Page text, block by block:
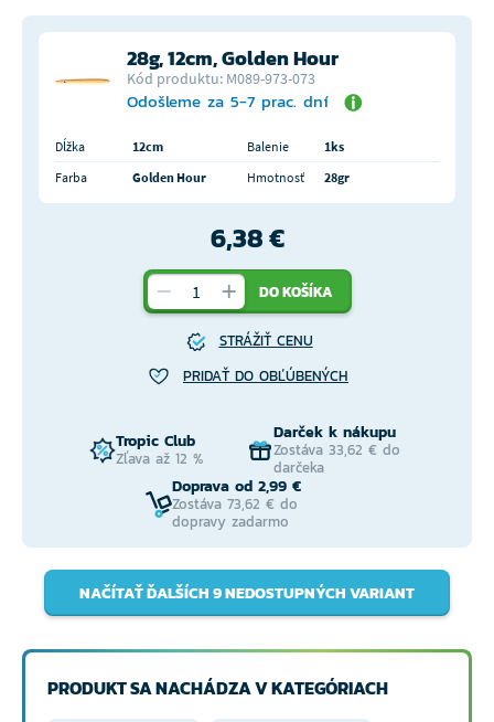
28g, 12cm, Golden Hour
Kód produktu: M089-973-073
Odošleme za 5-7 prac. dní
Dĺžka 12cm Balenie
1ks
Farba
Golden Hour Hmotnosť 28gr
6,38 €
DO KOŠÍKA
STRÁŽIŤ CENU
PRIDAŤ DO OBĽÚBENÝCH
Tropic Club
Zľava až 12 %
Darček k nákupu
Zostáva 33,62 € do
darčeka
Doprava od 2,99 €
Zostáva 73,62 € do
dopravy zadarmo
NAČÍTAŤ ĎALŠÍCH 9 NEDOSTUPNÝCH VARIANT
PRODUKT SA NACHÁDZA V KATEGÓRIACH